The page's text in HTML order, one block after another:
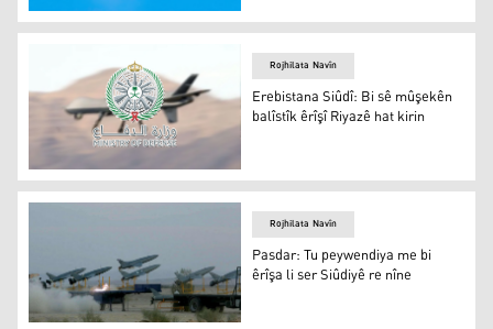
Haaretz: Kompanyayên Îsraîlî sîstemên serbazî firotine
Wezareta Berevaniyê ya Erebistana Siûdî
Rojhilata Navîn
Erebistana Siûdî: Bi sê mûşekên
balîstîk êrîşî Riyazê hat kirin
Rojhilata Navîn
Pasdar: Tu peywendiya me bi
êrîşa li ser Siûdiyê re nîne